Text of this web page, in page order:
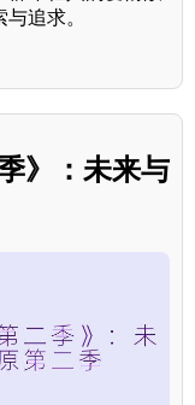
追求。
》：未来与